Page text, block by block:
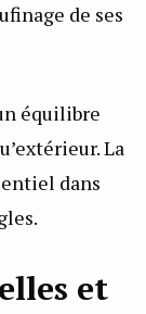
de ses
équilibre
La
dans
et